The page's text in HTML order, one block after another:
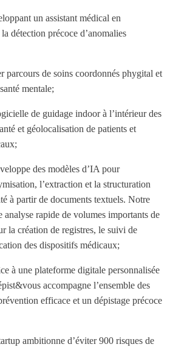
un assistant médical en
détection précoce d’anomalies
parcours de soins coordonnés phygital et
mentale;
de guidage indoor à l’intérieur des
et géolocalisation de patients et
des modèles d’IA pour
l’extraction et la structuration
à partir de documents textuels. Notre
analyse rapide de volumes importants de
la création de registres, le suivi de
des dispositifs médicaux;
à une plateforme digitale personnalisée
accompagne l’ensemble des
efficace et un dépistage précoce
ambitionne d’éviter 900 risques de